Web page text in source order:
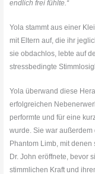
endlich frei fühlte.“
Yola stammt aus einer
mit Eltern auf, die ihr
sie obdachlos, lebte auf
stressbedingte
Yola überwand diese
erfolgreichen
performte und für eine
wurde. Sie war
Phantom Limb, mit
Dr. John eröffnete, bevor
stimmlichen Kraft und